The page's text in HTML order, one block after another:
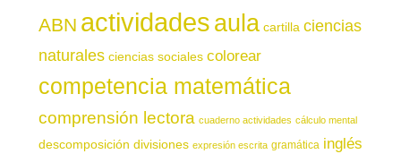
ABN actividadesaula cartilla ciencias
naturales ciencias sociales colorear
competencia matemática
comprensión lectora cuaderno actividades cálculo mental
descomposición divisiones expresión escrita gramática inglés